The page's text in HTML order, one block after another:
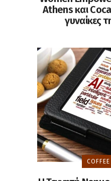
Athens και
γυναίκες